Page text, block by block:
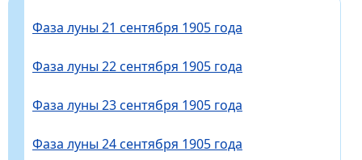
Фаза луны 21 сентября 1905 года
Фаза луны 22 сентября 1905 года
Фаза луны 23 сентября 1905 года
Фаза луны 24 сентября 1905 года